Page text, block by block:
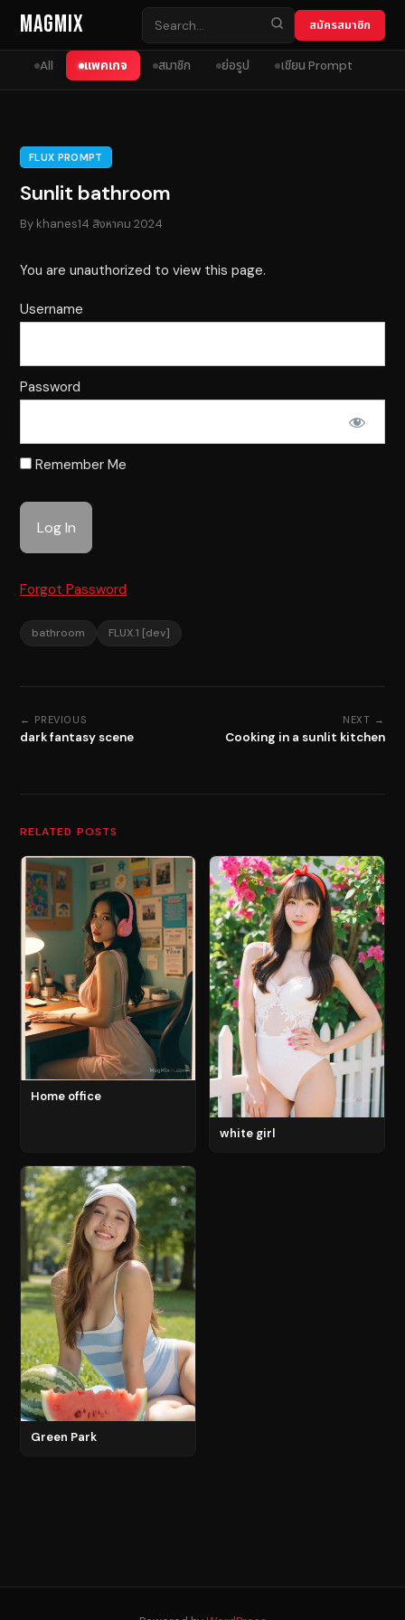
Skip to content
MagMix สมัครสมาชิก
All แพคเกจ สมาชิก ย่อรูป เขียน Prompt
FLUX PROMPT
Sunlit bathroom
By khanes14 สิงหาคม 2024
You are unauthorized to view this page.
Username
Password
Remember Me
Forgot Password
bathroom FLUX.1 [dev]
← PREVIOUS
dark fantasy scene
NEXT →
Cooking in a sunlit kitchen
RELATED POSTS
Home office
white girl
Green Park